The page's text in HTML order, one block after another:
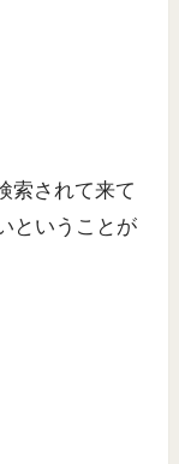
索されて来て
ということが